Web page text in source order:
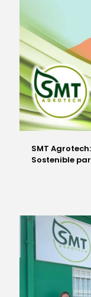
SMT
Sostenible